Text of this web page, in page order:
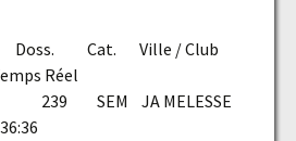
Cat. Ville / Club
Réel
239 SEM JA MELESSE